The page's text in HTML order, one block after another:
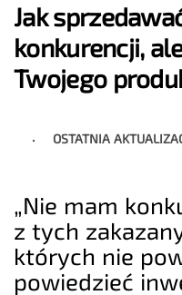
Jak
konkurencji,
Twojego
OSTATNIA
„Nie mam
z tych
których nie
powiedzieć